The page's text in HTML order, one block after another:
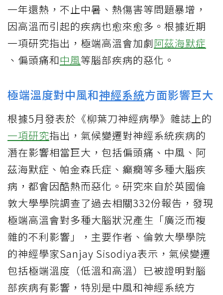
一年還熱，不止中暑、熱傷害等問題暴增，
因高溫而引起的疾病也愈來愈多。根據近期
一項研究指出，極端高溫會加劇阿茲海默症
、偏頭痛和中風等腦部疾病的惡化。
極端溫度對中風和神經系統方面影響巨大
根據5月發表於《柳葉刀神經病學》雜誌上的
一項研究指出，氣候變遷對神經系統疾病的
潛在影響相當巨大，包括偏頭痛、中風、阿
茲海默症、帕金森氏症、癲癇等多種大腦疾
病，都會因酷熱而惡化。研究來自於英國倫
敦大學學院調查了過去相關332份報告，發現
極端高溫會對多種大腦狀況產生「廣泛而複
雜的不利影響」，主要作者、倫敦大學學院
的神經學家Sanjay Sisodiya表示，氣候變遷
包括極端溫度（低溫和高溫）已被證明對腦
部疾病有影響，特別是中風和神經系統方